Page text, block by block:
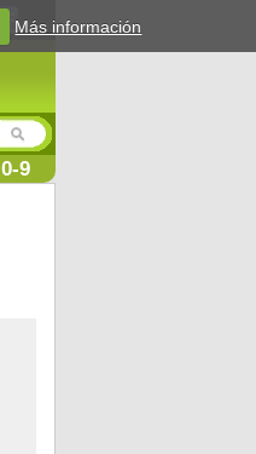
0-9
Más información